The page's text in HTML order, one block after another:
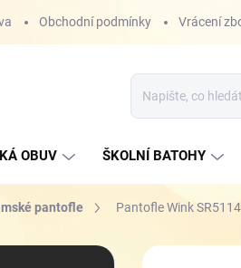
Obchodní podmínky Vrácení
OBUV ŠKOLNÍ BATOHY
pantofle Pantofle Wink
ZNAČKA: